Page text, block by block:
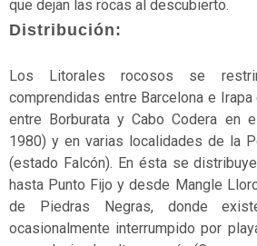
estado
silvestre
Fauna
Flora
Gimnospermas
Helechos
Herbazales
que dejan las rocas al descubierto.
Distribución:
Los Litorales rocosos se
comprendidas entre Barcelona e
entre Borburata y Cabo Codera en
1980) y en varias localidades de la
(estado Falcón). En ésta se
hasta Punto Fijo y desde Mangle
de Piedras Negras, donde
ocasionalmente interrumpido por